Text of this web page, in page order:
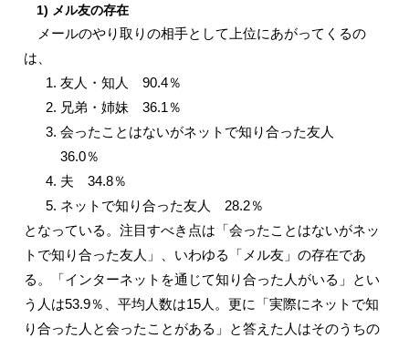
1) メル友の存在
メールのやり取りの相手として上位にあがってくるの
は、
友人・知人 90.4％
兄弟・姉妹 36.1％
会ったことはないがネットで知り合った友人
36.0％
夫 34.8％
ネットで知り合った友人 28.2％
となっている。注目すべき点は「会ったことはないがネッ
トで知り合った友人」、いわゆる「メル友」の存在であ
る。「インターネットを通じて知り合った人がいる」とい
う人は53.9％、平均人数は15人。更に「実際にネットで知
り合った人と会ったことがある」と答えた人はそのうちの